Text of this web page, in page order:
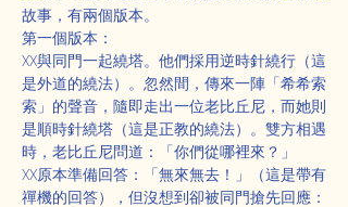
故事，有兩個版本。
第一個版本：
XX與同門一起繞塔。他們採用逆時針繞行（這
是外道的繞法）。忽然間，傳來一陣「希希索
索」的聲音，隨即走出一位老比丘尼，而她則
是順時針繞塔（這是正教的繞法）。雙方相遇
時，老比丘尼問道：「你們從哪裡來？」
XX原本準備回答：「無來無去！」（這是帶有
禪機的回答），但沒想到卻被同門搶先回應：